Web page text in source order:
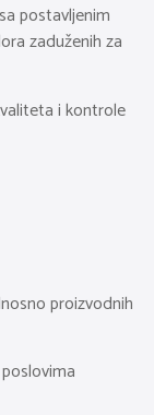
postavljenim
zaduženih za
i kontrole
proizvodnih